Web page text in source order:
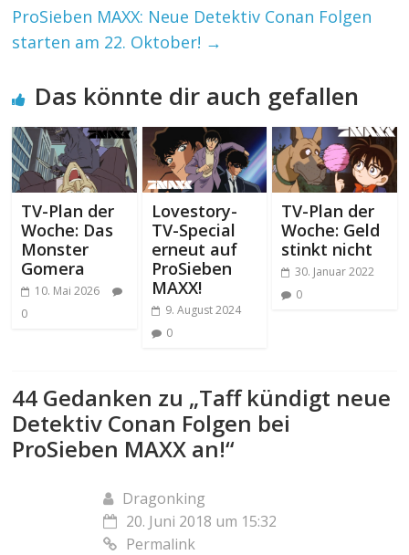
ProSieben MAXX: Neue Detektiv Conan Folgen
starten am 22. Oktober! →
Das könnte dir auch gefallen
TV-Plan der
Woche: Das
Monster
Gomera
10. Mai 2026
0
Lovestory-
TV-Special
erneut auf
ProSieben
MAXX!
9. August 2024
0
TV-Plan der
Woche: Geld
stinkt nicht
30. Januar 2022
0
44 Gedanken zu „Taff kündigt neue
Detektiv Conan Folgen bei
ProSieben MAXX an!“
Dragonking
20. Juni 2018 um 15:32
Permalink